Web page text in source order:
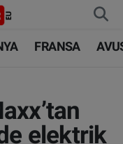
FRANSA
elektrik